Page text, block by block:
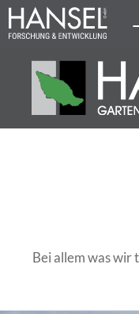
Direkt
zum
Hansel
Bei allem was wir